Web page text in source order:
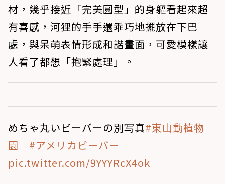
材，幾乎接近「完美圓型」的身軀看起來超
有喜感，河狸的手手還乖巧地擺放在下巴
處，與呆萌表情形成和諧畫面，可愛模樣讓
人看了都想「抱緊處理」。
めちゃ丸いビーバーの別写真#東山動植物
園
#アメリカビーバー
pic.twitter.com/9YYYRcX4ok